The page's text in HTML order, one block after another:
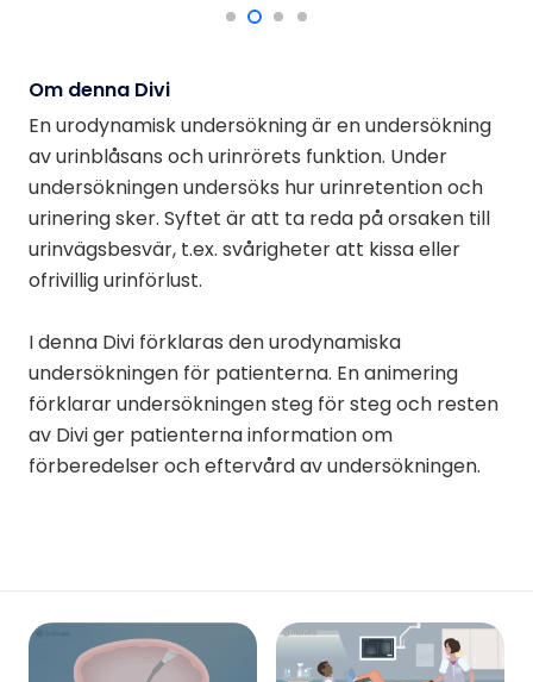
Om denna Divi
En urodynamisk undersökning är en undersökning
av urinblåsans och urinrörets funktion. Under
undersökningen undersöks hur urinretention och
urinering sker. Syftet är att ta reda på orsaken till
urinvägsbesvär, t.ex. svårigheter att kissa eller
ofrivillig urinförlust.
I denna Divi förklaras den urodynamiska
undersökningen för patienterna. En animering
förklarar undersökningen steg för steg och resten
av Divi ger patienterna information om
förberedelser och eftervård av undersökningen.